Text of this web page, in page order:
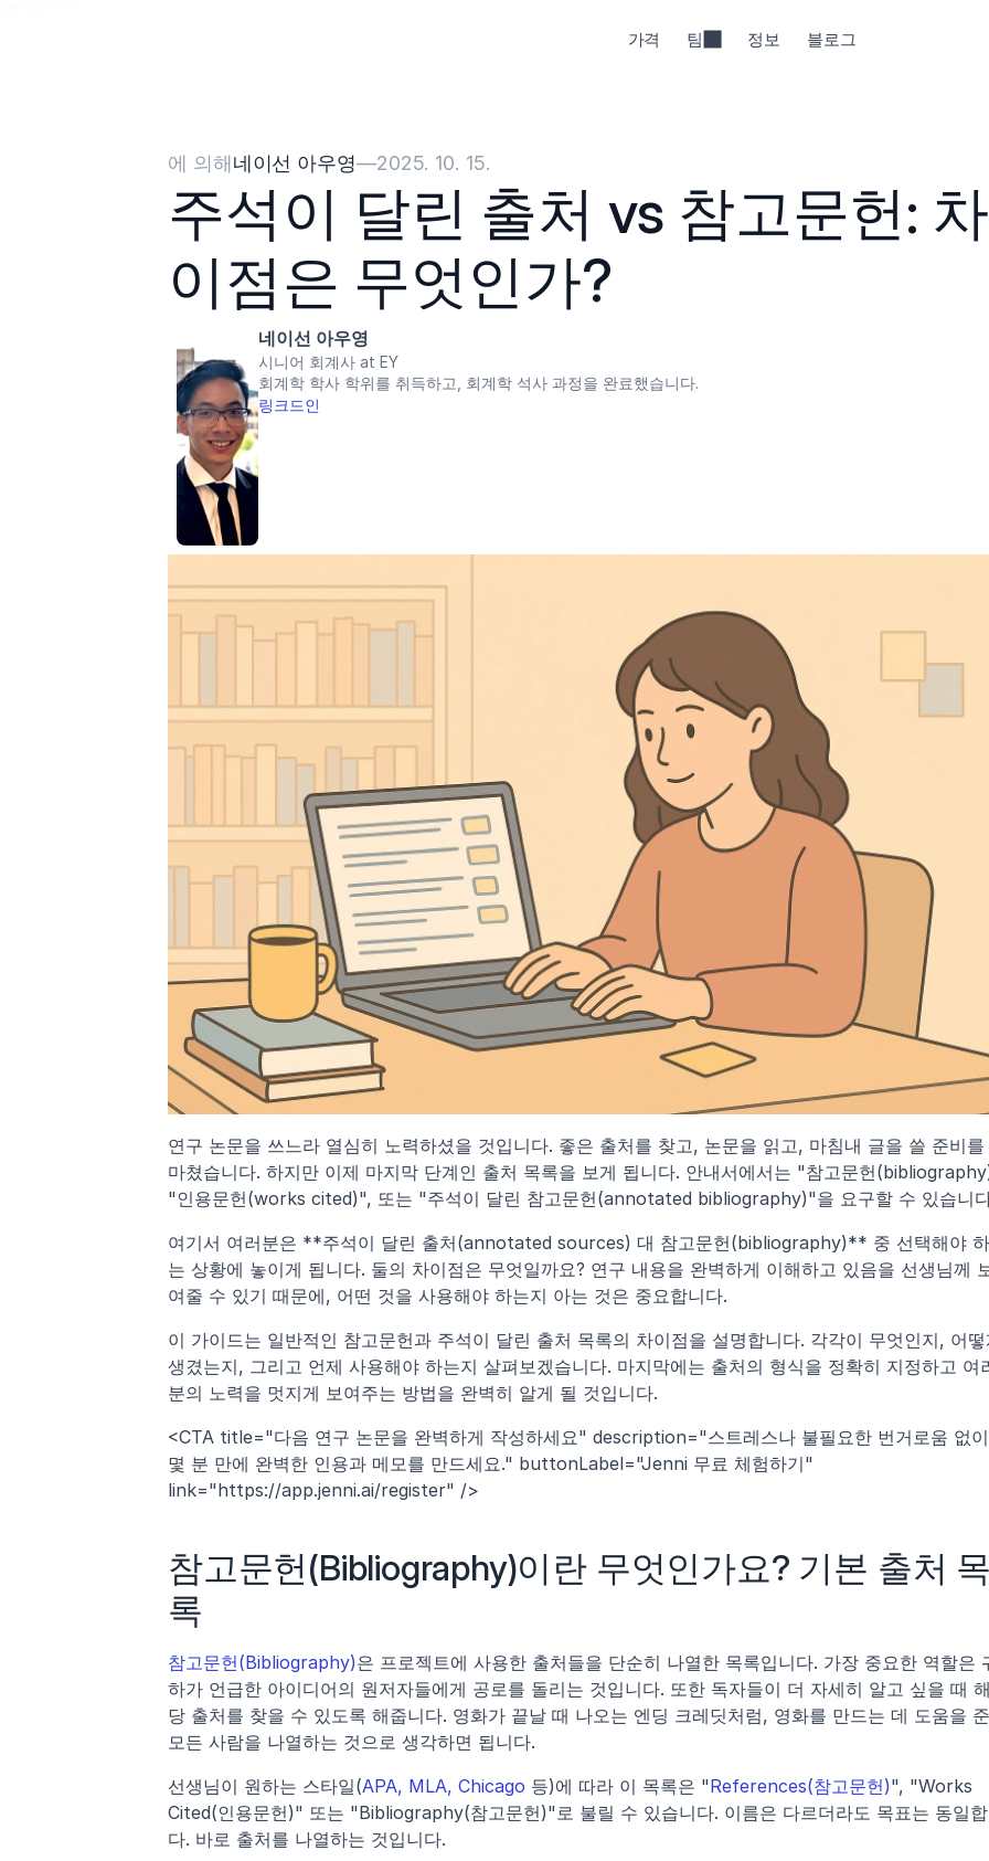
가격 팀 정보 블로그
에 의해네이선 아우영—2025. 10. 15.
주석이 달린 출처 vs 참고문헌: 차
이점은 무엇인가?
네이선 아우영
시니어 회계사 at EY
회계학 학사 학위를 취득하고, 회계학 석사 과정을 완료했습니다.
링크드인
연구 논문을 쓰느라 열심히 노력하셨을 것입니다. 좋은 출처를 찾고, 논문을 읽고, 마침내 글을 쓸 준비를
마쳤습니다. 하지만 이제 마지막 단계인 출처 목록을 보게 됩니다. 안내서에서는 "참고문헌
"인용문헌(works cited)", 또는 "주석이 달린 참고문헌(annotated bibliography)"을 요구할 수 있습니
여기서 여러분은 **주석이 달린 출처(annotated sources) 대 참고문헌(bibliography)** 중 선택해야 하
는 상황에 놓이게 됩니다. 둘의 차이점은 무엇일까요? 연구 내용을 완벽하게 이해하고 있음을 선생님께
여줄 수 있기 때문에, 어떤 것을 사용해야 하는지 아는 것은 중요합니다.
이 가이드는 일반적인 참고문헌과 주석이 달린 출처 목록의 차이점을 설명합니다. 각각이 무엇인지, 어
생겼는지, 그리고 언제 사용해야 하는지 살펴보겠습니다. 마지막에는 출처의 형식을 정확히 지정하고 여
분의 노력을 멋지게 보여주는 방법을 완벽히 알게 될 것입니다.
<CTA title="다음 연구 논문을 완벽하게 작성하세요" description="스트레스나 불필요한 번거로움 없이
몇 분 만에 완벽한 인용과 메모를 만드세요." buttonLabel="Jenni 무료 체험하기"
link="https://app.jenni.ai/register" />
참고문헌(Bibliography)이란 무엇인가요? 기본 출처
록
참고문헌(Bibliography)은 프로젝트에 사용한 출처들을 단순히 나열한 목록입니다. 가장 중요한 역할은
하가 언급한 아이디어의 원저자들에게 공로를 돌리는 것입니다. 또한 독자들이 더 자세히 알고 싶을 때
당 출처를 찾을 수 있도록 해줍니다. 영화가 끝날 때 나오는 엔딩 크레딧처럼, 영화를 만드는 데 도움을 준
모든 사람을 나열하는 것으로 생각하면 됩니다.
선생님이 원하는 스타일(APA, MLA, Chicago 등)에 따라 이 목록은 "References(참고문헌)", "Works
Cited(인용문헌)" 또는 "Bibliography(참고문헌)"로 불릴 수 있습니다. 이름은 다르더라도 목표는 동일
다. 바로 출처를 나열하는 것입니다.